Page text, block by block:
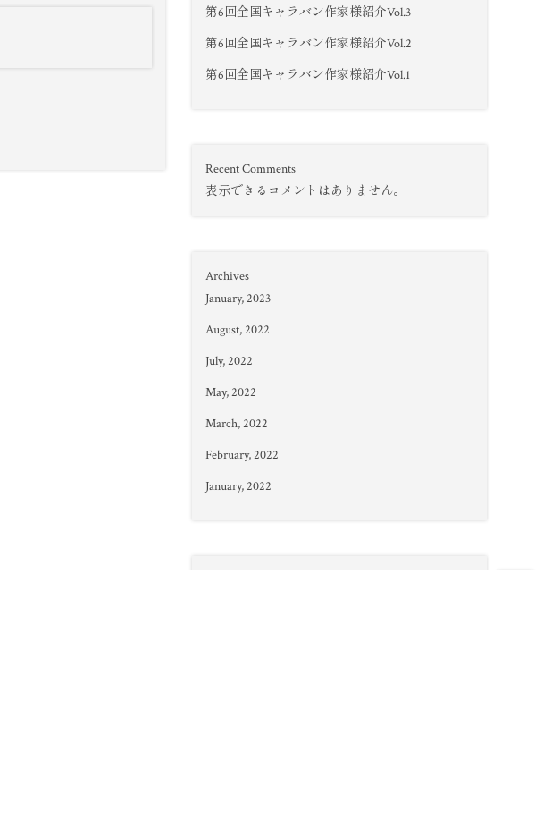
第6回全国キャラバン作家様紹介Vol.3
第6回全国キャラバン作家様紹介Vol.2
第6回全国キャラバン作家様紹介Vol.1
Recent Comments
表示できるコメントはありません。
Archives
January, 2023
August, 2022
July, 2022
May, 2022
March, 2022
February, 2022
January, 2022